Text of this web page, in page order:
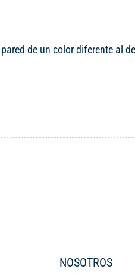
de un color diferente al
NOSOTROS